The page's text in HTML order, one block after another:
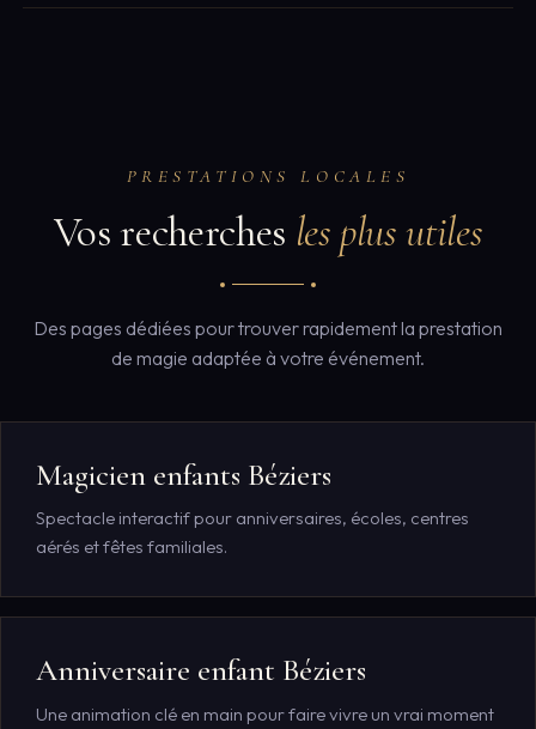
PRESTATIONS LOCALES
Vos recherches les plus utiles
Des pages dédiées pour trouver rapidement la prestation
de magie adaptée à votre événement.
Magicien enfants Béziers
Spectacle interactif pour anniversaires, écoles, centres
aérés et fêtes familiales.
Anniversaire enfant Béziers
Une animation clé en main pour faire vivre un vrai moment